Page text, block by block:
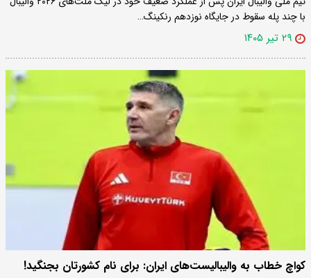
با چند پله سقوط در جایگاه نوزدهم رنکینگ…
۲۹ تیر ۱۴۰۵
کواچ خطاب به والیبالیست‌های ایران: برای نام کشورتان بجنگید!